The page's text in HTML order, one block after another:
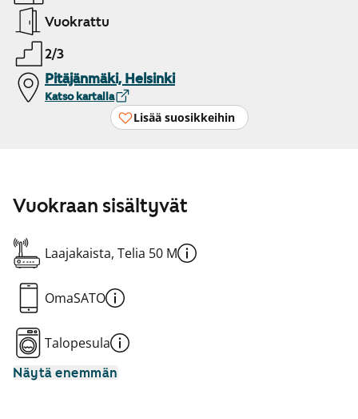
Vuokrattu
2/3
Pitäjänmäki, Helsinki
Katso kartalla
Lisää suosikkeihin
Vuokraan sisältyvät
Laajakaista, Telia 50 M
OmaSATO
Talopesula
Näytä enemmän